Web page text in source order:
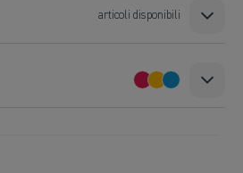
articoli disponibili